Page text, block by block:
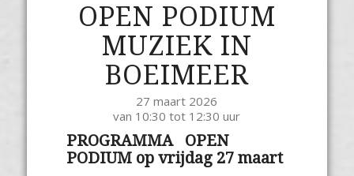
OPEN PODIUM
MUZIEK IN
BOEIMEER
27 maart 2026
van 10:30 tot 12:30 uur
PROGRAMMA OPEN
PODIUM op vrijdag 27 maart